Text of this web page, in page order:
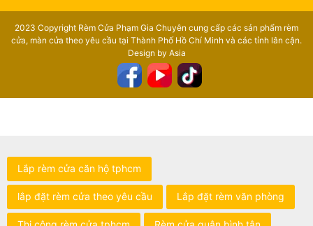
2023 Copyright Rèm Cửa Phạm Gia Chuyên cung cấp các sản phẩm rèm
cửa, màn cửa theo yêu cầu tại Thành Phố Hồ Chí Minh và các tỉnh lân cận.
Design by Asia
Lắp rèm cửa căn hộ tphcm
lắp đặt rèm cửa theo yêu cầu Lắp đặt rèm văn phòng